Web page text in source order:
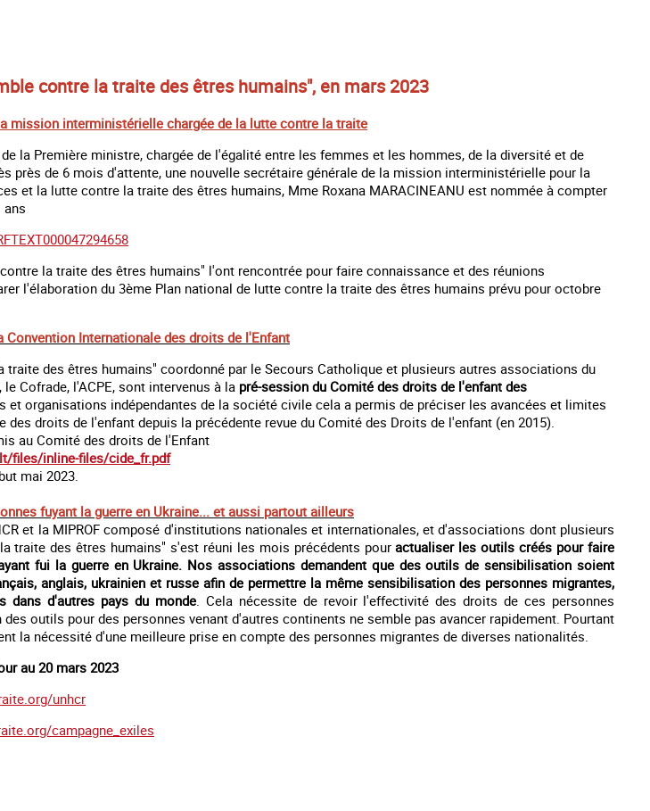
contre la traite des êtres humains", en mars 2023
mission interministérielle chargée de la lutte contre la traite
la Première ministre, chargée de l'égalité entre les femmes et les hommes, de la diversité et de
près de 6 mois d'attente, une nouvelle secrétaire générale de la mission interministérielle pour la
et la lutte contre la traite des êtres humains, Mme Roxana MARACINEANU est nommée à compter
ans
la traite des êtres humains" l'ont rencontrée pour faire connaissance et des réunions
l'élaboration du 3ème Plan national de lutte contre la traite des êtres humains prévu pour octobre
Convention Internationale des droits de l'Enfant
traite des êtres humains" coordonné par le Secours Catholique et plusieurs autres associations du
Cofrade, l'ACPE, sont intervenus à la pré-session du Comité des droits de l'enfant des
et organisations indépendantes de la société civile cela a permis de préciser les avancées et limites
des droits de l'enfant depuis la précédente revue du Comité des Droits de l'enfant (en 2015).
au Comité des droits de l'Enfant
files/inline-files/cide_fr.pdf
mai 2023.
fuyant la guerre en Ukraine... et aussi partout ailleurs
et la MIPROF composé d'institutions nationales et internationales, et d'associations dont plusieurs
traite des êtres humains" s'est réuni les mois précédents pouractualiser les outils créés pour faire
fui la guerre en Ukraine. Nos associations demandent que des outils de sensibilisation soient
anglais, ukrainien et russe afin de permettre la même sensibilisation des personnes migrantes,
dans d'autres pays du monde. Cela nécessite de revoir l'effectivité des droits de ces personnes
outils pour des personnes venant d'autres continents ne semble pas avancer rapidement. Pourtant
la nécessité d'une meilleure prise en compte des personnes migrantes de diverses nationalités.
au 20 mars 2023
unhcr
campagne_exiles